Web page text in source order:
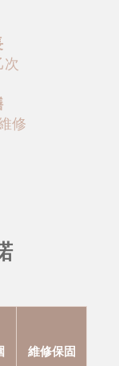
次
修
維修保固